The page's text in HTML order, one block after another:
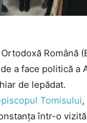
Română
a face politică a
de lepădat.
Tomisului
într-o